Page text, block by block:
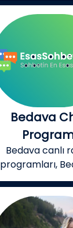
Bedava
Bedava canlı
programları,